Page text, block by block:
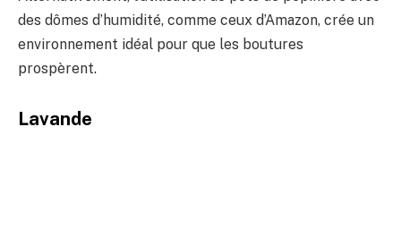
des dômes d’humidité, comme ceux d’Amazon, crée un
environnement idéal pour que les boutures
prospèrent.
Lavande